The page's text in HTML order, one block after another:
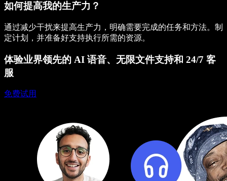
如何提高我的生产力？
通过减少干扰来提高生产力，明确需要完成的任务和方法。制
定计划，并准备好支持执行所需的资源。
体验业界领先的 AI 语音、无限文件支持和 24/7 客
服
免费试用